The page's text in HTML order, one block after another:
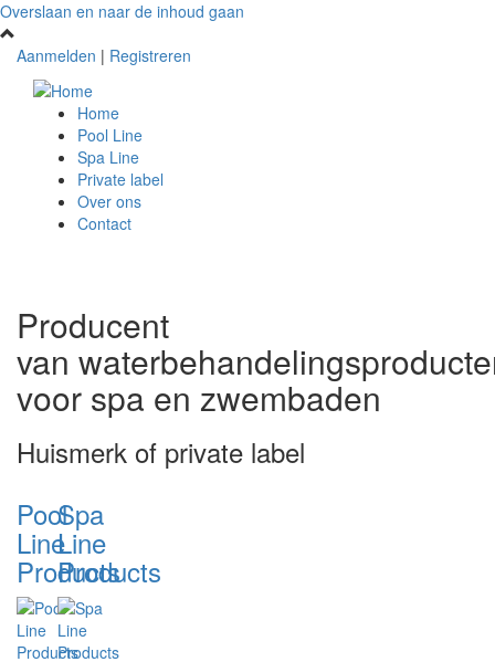
Overslaan en naar de inhoud gaan
Aanmelden | Registreren
Home
Pool Line
Spa Line
Private label
Over ons
Contact
Producent
van
voor spa en zwembaden
Huismerk of private label
Pool
Line
Products
Spa
Line
Products